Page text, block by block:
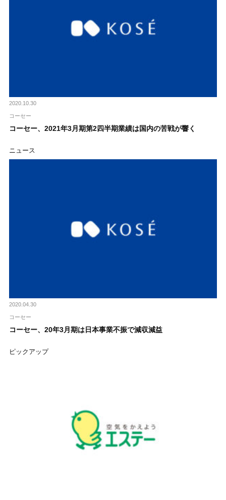
2020.10.30
コーセー
コーセー、2021年3月期第2四半期業績は国内の苦戦が響く
ニュース
2020.04.30
コーセー
コーセー、20年3月期は日本事業不振で減収減益
ピックアップ